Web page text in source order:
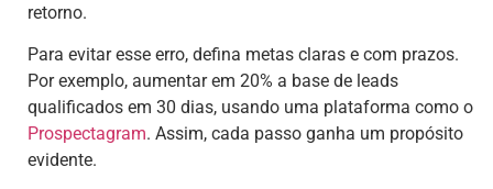
retorno.
Para evitar esse erro, defina metas claras e com prazos.
Por exemplo, aumentar em 20% a base de leads
qualificados em 30 dias, usando uma plataforma como o
Prospectagram. Assim, cada passo ganha um propósito
evidente.